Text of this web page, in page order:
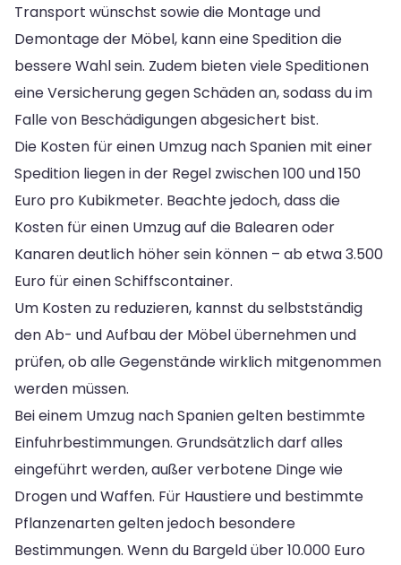
Transport wünschst sowie die Montage und
Demontage der Möbel, kann eine Spedition die
bessere Wahl sein. Zudem bieten viele Speditionen
eine Versicherung gegen Schäden an, sodass du im
Falle von Beschädigungen abgesichert bist.
Die Kosten für einen Umzug nach Spanien mit einer
Spedition liegen in der Regel zwischen 100 und 150
Euro pro Kubikmeter. Beachte jedoch, dass die
Kosten für einen Umzug auf die Balearen oder
Kanaren deutlich höher sein können – ab etwa 3.500
Euro für einen Schiffscontainer.
Um Kosten zu reduzieren, kannst du selbstständig
den Ab- und Aufbau der Möbel übernehmen und
prüfen, ob alle Gegenstände wirklich mitgenommen
werden müssen.
Bei einem Umzug nach Spanien gelten bestimmte
Einfuhrbestimmungen. Grundsätzlich darf alles
eingeführt werden, außer verbotene Dinge wie
Drogen und Waffen. Für Haustiere und bestimmte
Pflanzenarten gelten jedoch besondere
Bestimmungen. Wenn du Bargeld über 10.000 Euro